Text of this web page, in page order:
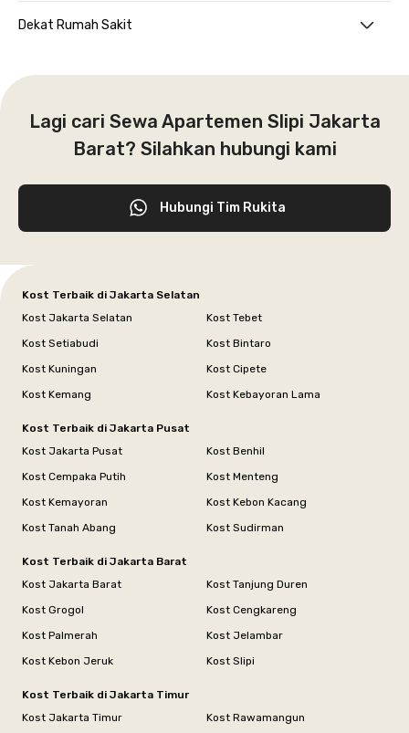
Dekat Rumah Sakit
Lagi cari Sewa Apartemen Slipi Jakarta
Barat? Silahkan hubungi kami
Hubungi Tim Rukita
Kost Terbaik di Jakarta Selatan
Kost Jakarta Selatan
Kost Tebet
Kost Setiabudi
Kost Bintaro
Kost Kuningan
Kost Cipete
Kost Kemang
Kost Kebayoran Lama
Kost Terbaik di Jakarta Pusat
Kost Jakarta Pusat
Kost Benhil
Kost Cempaka Putih
Kost Menteng
Kost Kemayoran
Kost Kebon Kacang
Kost Tanah Abang
Kost Sudirman
Kost Terbaik di Jakarta Barat
Kost Jakarta Barat
Kost Tanjung Duren
Kost Grogol
Kost Cengkareng
Kost Palmerah
Kost Jelambar
Kost Kebon Jeruk
Kost Slipi
Kost Terbaik di Jakarta Timur
Kost Jakarta Timur
Kost Rawamangun